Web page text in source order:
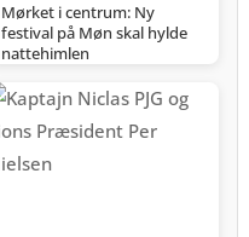
Mørket i centrum: Ny
festival på Møn skal hylde
nattehimlen